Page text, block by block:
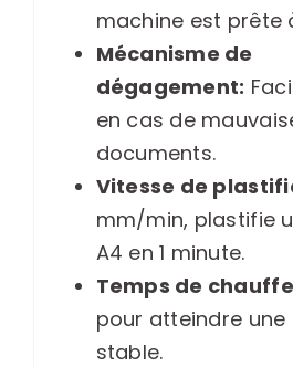
machine est prête
Mécanisme de
dégagement:
en cas de
documents.
Vitesse de
mm/min, plastifie
A4 en 1 minute.
Temps de
pour atteindre
stable.